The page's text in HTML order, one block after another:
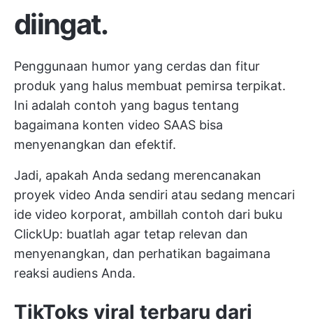
diingat.
Penggunaan humor yang cerdas dan fitur
produk yang halus membuat pemirsa terpikat.
Ini adalah contoh yang bagus tentang
bagaimana konten video SAAS bisa
menyenangkan dan efektif.
Jadi, apakah Anda sedang merencanakan
proyek video Anda sendiri atau sedang mencari
ide video korporat, ambillah contoh dari buku
ClickUp: buatlah agar tetap relevan dan
menyenangkan, dan perhatikan bagaimana
reaksi audiens Anda.
TikToks viral terbaru dari